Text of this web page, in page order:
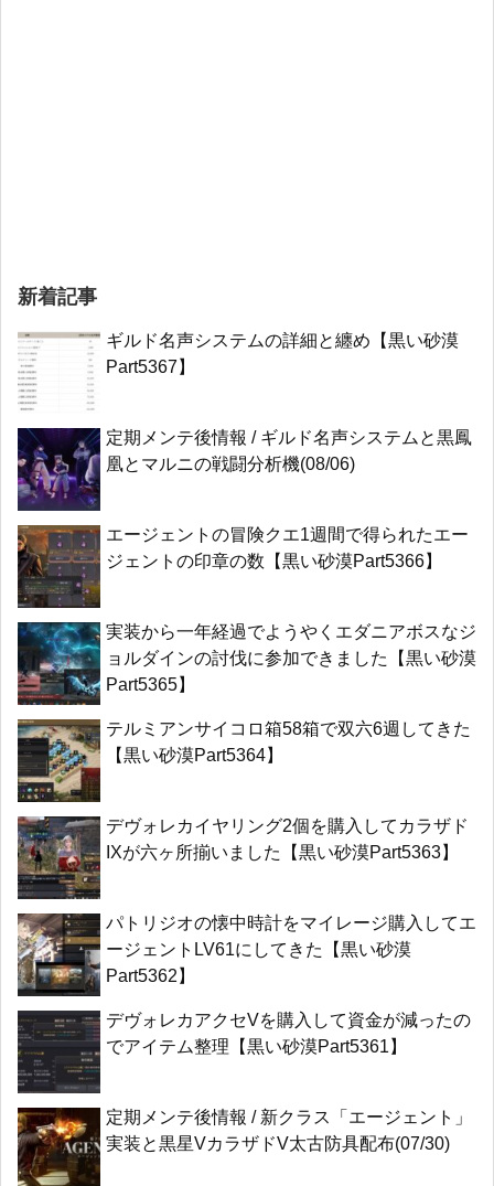
新着記事
ギルド名声システムの詳細と纏め【黒い砂漠
Part5367】
定期メンテ後情報 / ギルド名声システムと黒鳳
凰とマルニの戦闘分析機(08/06)
エージェントの冒険クエ1週間で得られたエー
ジェントの印章の数【黒い砂漠Part5366】
実装から一年経過でようやくエダニアボスなジ
ョルダインの討伐に参加できました【黒い砂漠
Part5365】
テルミアンサイコロ箱58箱で双六6週してきた
【黒い砂漠Part5364】
デヴォレカイヤリング2個を購入してカラザド
IXが六ヶ所揃いました【黒い砂漠Part5363】
パトリジオの懐中時計をマイレージ購入してエ
ージェントLV61にしてきた【黒い砂漠
Part5362】
デヴォレカアクセVを購入して資金が減ったの
でアイテム整理【黒い砂漠Part5361】
定期メンテ後情報 / 新クラス「エージェント」
実装と黒星VカラザドV太古防具配布(07/30)